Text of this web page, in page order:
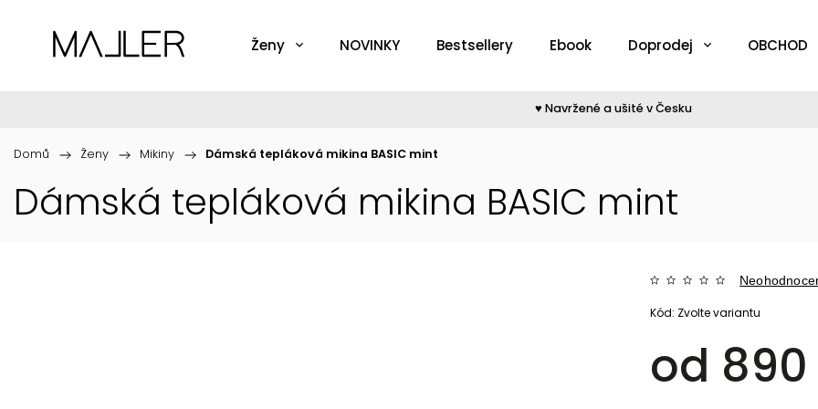
Ženy NOVINKY Bestsellery Ebook Doprodej OBCHOD
♥︎ Navržené a ušité v Česku
Domů / Ženy / Mikiny / Dámská tepláková mikina BASIC mint
Dámská tepláková mikina BASIC mint
od 890
Kód: Zvolte variantu